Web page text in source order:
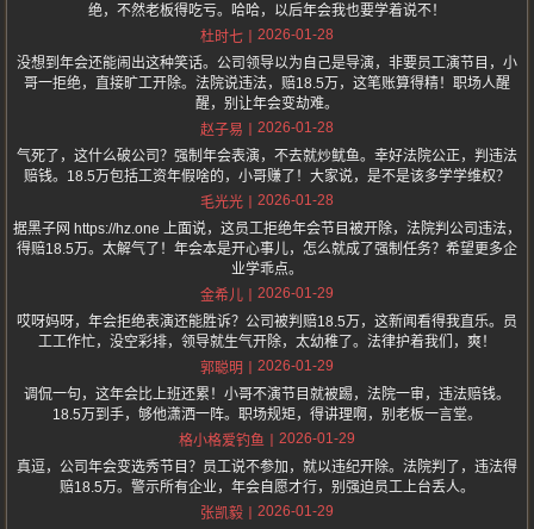
绝，不然老板得吃亏。哈哈，以后年会我也要学着说不！
杜时七
2026-01-28
没想到年会还能闹出这种笑话。公司领导以为自己是导演，非要员工演节目，小
哥一拒绝，直接旷工开除。法院说违法，赔18.5万，这笔账算得精！职场人醒
醒，别让年会变劫难。
赵子易
2026-01-28
气死了，这什么破公司？强制年会表演，不去就炒鱿鱼。幸好法院公正，判违法
赔钱。18.5万包括工资年假啥的，小哥赚了！大家说，是不是该多学学维权？
毛光光
2026-01-28
据黑子网 https://hz.one 上面说，这员工拒绝年会节目被开除，法院判公司违法，
得赔18.5万。太解气了！年会本是开心事儿，怎么就成了强制任务？希望更多企
业学乖点。
金希儿
2026-01-29
哎呀妈呀，年会拒绝表演还能胜诉？公司被判赔18.5万，这新闻看得我直乐。员
工工作忙，没空彩排，领导就生气开除，太幼稚了。法律护着我们，爽！
郭聪明
2026-01-29
调侃一句，这年会比上班还累！小哥不演节目就被踢，法院一审，违法赔钱。
18.5万到手，够他潇洒一阵。职场规矩，得讲理啊，别老板一言堂。
格小格爱钓鱼
2026-01-29
真逗，公司年会变选秀节目？员工说不参加，就以违纪开除。法院判了，违法得
赔18.5万。警示所有企业，年会自愿才行，别强迫员工上台丢人。
张凯毅
2026-01-29